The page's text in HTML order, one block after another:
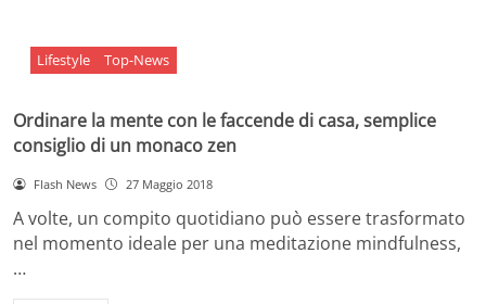
Lifestyle Top-News
Ordinare la mente con le faccende di casa, semplice
consiglio di un monaco zen
Flash News 27 Maggio 2018
A volte, un compito quotidiano può essere trasformato
nel momento ideale per una meditazione mindfulness,
…